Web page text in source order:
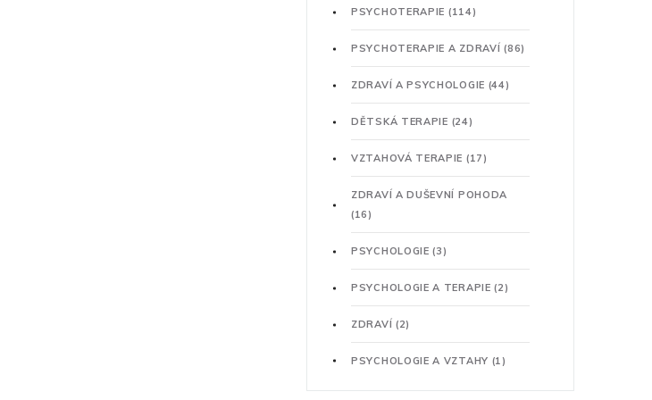
PSYCHOTERAPIE (114)
PSYCHOTERAPIE A ZDRAVÍ(86)
ZDRAVÍ A PSYCHOLOGIE (44)
DĚTSKÁ TERAPIE (24)
VZTAHOVÁ TERAPIE (17)
ZDRAVÍ A DUŠEVNÍ POHODA
(16)
PSYCHOLOGIE(3)
PSYCHOLOGIE A TERAPIE(2)
ZDRAVÍ (2)
PSYCHOLOGIE A VZTAHY (1)